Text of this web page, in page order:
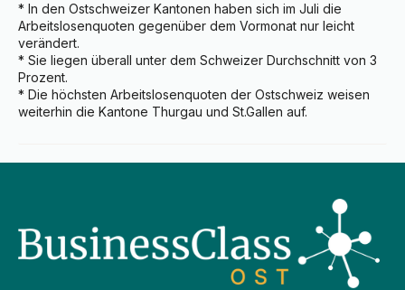
* In den Ostschweizer Kantonen haben sich im Juli die
Arbeitslosenquoten gegenüber dem Vormonat nur leicht
verändert.
* Sie liegen überall unter dem Schweizer Durchschnitt von 3
Prozent.
* Die höchsten Arbeitslosenquoten der Ostschweiz weisen
weiterhin die Kantone Thurgau und St.Gallen auf.